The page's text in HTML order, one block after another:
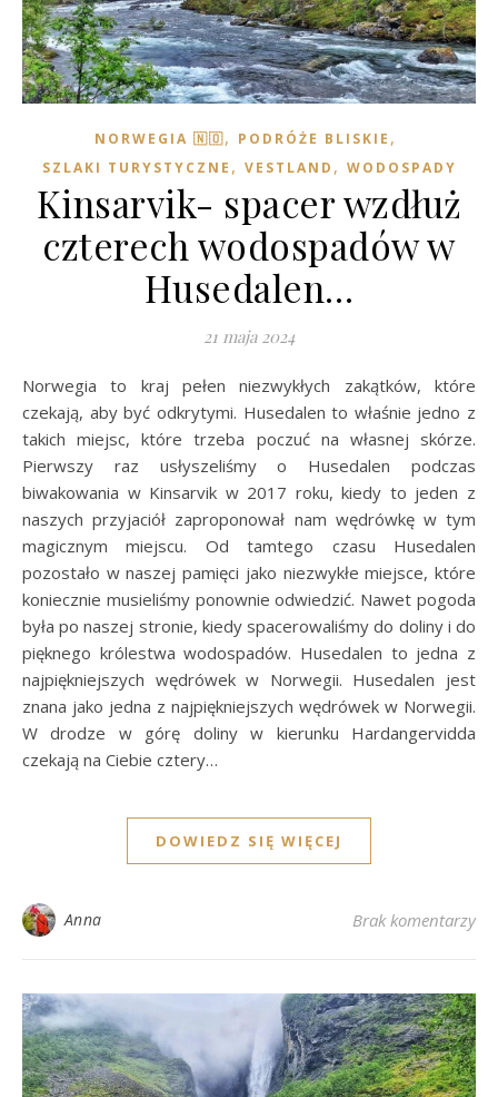
NORWEGIA 🇳🇴, PODRÓŻE BLISKIE ,
SZLAKI TURYSTYCZNE , VESTLAND , WODOSPADY
Kinsarvik- spacer wzdłuż
czterech wodospadów w
Husedalen…
21 maja 2024
Norwegia to kraj pełen niezwykłych zakątków, które
czekają, aby być odkrytymi. Husedalen to właśnie jedno z
takich miejsc, które trzeba poczuć na własnej skórze.
Pierwszy raz usłyszeliśmy o Husedalen podczas
biwakowania w Kinsarvik w 2017 roku, kiedy to jeden z
naszych przyjaciół zaproponował nam wędrówkę w tym
magicznym miejscu. Od tamtego czasu Husedalen
pozostało w naszej pamięci jako niezwykłe miejsce, które
koniecznie musieliśmy ponownie odwiedzić. Nawet pogoda
była po naszej stronie, kiedy spacerowaliśmy do doliny i do
pięknego królestwa wodospadów. Husedalen to jedna z
najpiękniejszych wędrówek w Norwegii. Husedalen jest
znana jako jedna z najpiękniejszych wędrówek w Norwegii.
W drodze w górę doliny w kierunku Hardangervidda
czekają na Ciebie cztery…
DOWIEDZ SIĘ WIĘCEJ
Anna Brak komentarzy